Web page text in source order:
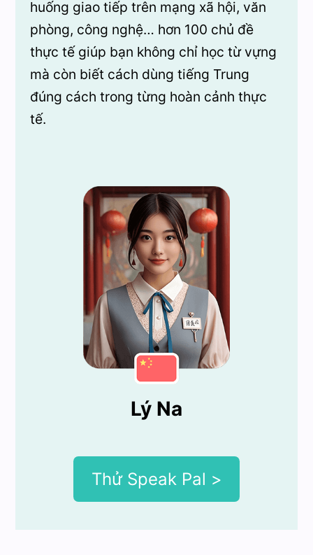
huống giao tiếp trên mạng xã hội, văn
phòng, công nghệ… hơn 100 chủ đề
thực tế giúp bạn không chỉ học từ vựng
mà còn biết cách dùng tiếng Trung
đúng cách trong từng hoàn cảnh thực
tế.
Lý Na
Thử Speak Pal >